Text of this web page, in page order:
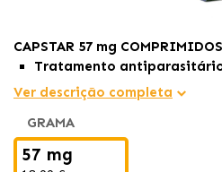
CAPSTAR 57 mg
Tratamento
projetado paracães grandes
Inicia sua ação em menos
eficazmente
solução praticamente
Administração simples e
Ver descrição completa
GRAMA
57 mg